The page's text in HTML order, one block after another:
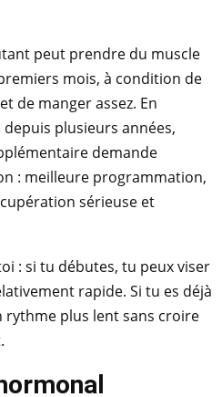
peut prendre du muscle
mois, à condition de
de manger assez. En
plusieurs années,
demande
: meilleure programmation,
sérieuse et
: si tu débutes, tu peux viser
rapide. Si tu es déjà
rythme plus lent sans croire